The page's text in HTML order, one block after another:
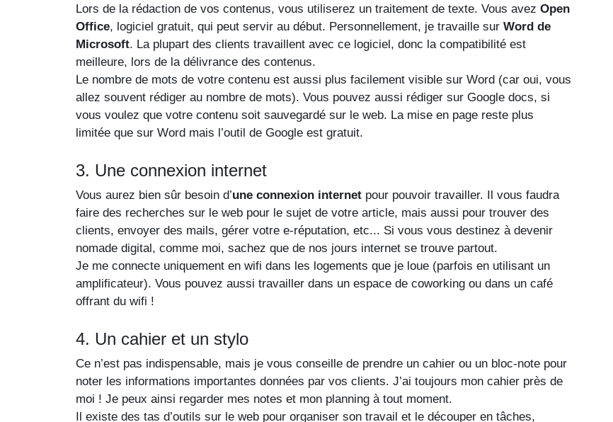
Lors de la rédaction de vos contenus, vous utiliserez un traitement de texte. Vous avez Open
Office, logiciel gratuit, qui peut servir au début. Personnellement, je travaille sur Word de
Microsoft. La plupart des clients travaillent avec ce logiciel, donc la compatibilité est
meilleure, lors de la délivrance des contenus.
Le nombre de mots de votre contenu est aussi plus facilement visible sur Word (car oui, vous
allez souvent rédiger au nombre de mots). Vous pouvez aussi rédiger sur Google docs, si
vous voulez que votre contenu soit sauvegardé sur le web. La mise en page reste plus
limitée que sur Word mais l’outil de Google est gratuit.
3. Une connexion internet
Vous aurez bien sûr besoin d’une connexion internet pour pouvoir travailler. Il vous faudra
faire des recherches sur le web pour le sujet de votre article, mais aussi pour trouver des
clients, envoyer des mails, gérer votre e-réputation, etc... Si vous vous destinez à devenir
nomade digital, comme moi, sachez que de nos jours internet se trouve partout.
Je me connecte uniquement en wifi dans les logements que je loue (parfois en utilisant un
amplificateur). Vous pouvez aussi travailler dans un espace de coworking ou dans un café
offrant du wifi !
4. Un cahier et un stylo
Ce n’est pas indispensable, mais je vous conseille de prendre un cahier ou un bloc-note pour
noter les informations importantes données par vos clients. J’ai toujours mon cahier près de
moi ! Je peux ainsi regarder mes notes et mon planning à tout moment.